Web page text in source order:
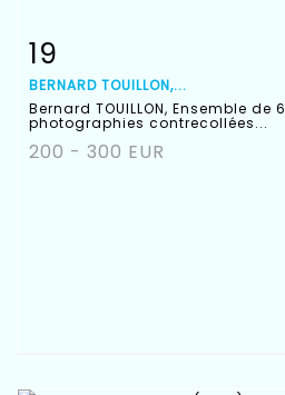
Fiche détaillée
19
BERNARD TOUILLON,...
Bernard TOUILLON, Ensemble de 6
photographies contrecollées...
200 - 300 EUR